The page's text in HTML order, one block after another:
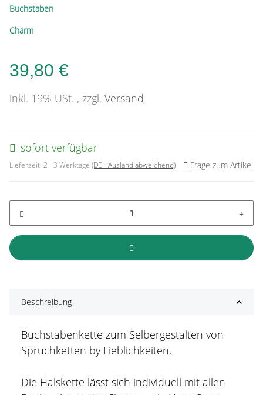
Buchstaben
Charm
39,80 €
inkl. 19% USt. , zzgl. Versand
sofort verfügbar
Lieferzeit: 2 - 3 Werktage (DE - Ausland abweichend) Frage zum Artikel
Beschreibung
Buchstabenkette zum Selbergestalten von
Spruchketten by Lieblichkeiten.
Die Halskette lässt sich individuell mit allen